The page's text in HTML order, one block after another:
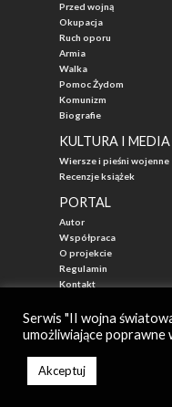
Przed wojną
Okupacja
Ruch oporu
Armia
Walka
Pomoc Żydom
Komunizm
Biografie
KULTURA I MEDIA
Wiersze i pieśni wojenne
Recenzje książek
PORTAL
Autor
Współpraca
O projekcie
Regulamin
Kontakt
Autor: Mateusz Łabuz
Zarząd: Katarzyna Mika-Łabuz
Serwis "II wojna
umożliwiające
Akceptuj